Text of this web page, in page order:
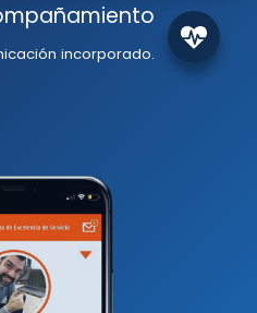
incorporado.